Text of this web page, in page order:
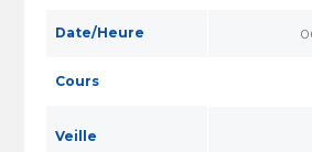
Date/Heure
Cours
Veille